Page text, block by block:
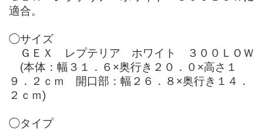
適合。
◯サイズ
ＧＥＸ レプテリア ホワイト ３００ＬＯＷ
(本体：幅３１．６×奥行き２０．０×高さ１
９．２ｃｍ 開口部：幅２６．８×奥行き１４．
２ｃｍ)
◯タイプ